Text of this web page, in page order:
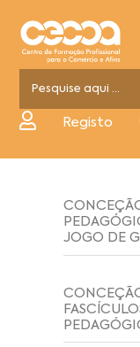
Registo
JOGO DE